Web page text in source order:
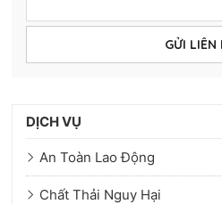
GỬI LIÊN
DỊCH VỤ
An Toàn Lao Động
Chất Thải Nguy Hại